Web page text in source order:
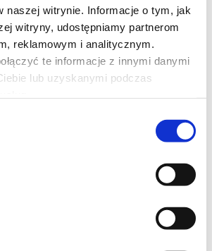
naszej witrynie. Informacje o tym, jak
witryny, udostępniamy partnerom
reklamowym i analitycznym.
te informacje z innymi danymi
lub uzyskanymi podczas
tablet Lilypad – gadżet, który mają już
zagarnia całą uwagę dziewczynki.
jest lepsze od zabawek, kontaktuje swoją
przerodzi się w prawdziwą
ukrywa się w walizce Bonnie i rusza